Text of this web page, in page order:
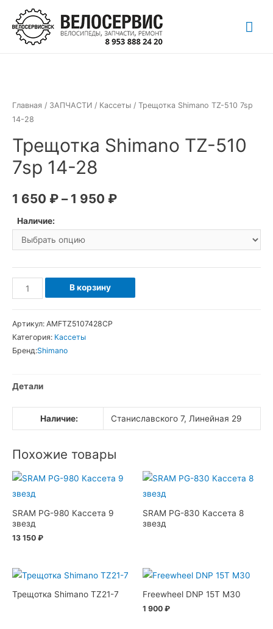
Перейти
содержимому
Главная / ЗАПЧАСТИ / Кассеты / Трещотка Shimano TZ-510 7sp
14-28
Трещотка Shimano TZ-510
7sp 14-28
1 650 ₽ – 1 950 ₽
Наличие:
Количество
товара
Shimano
TZ-
14-
28
В корзину
Артикул: AMFTZ5107428CP
Категория: Кассеты
Бренд:Shimano
Детали
Наличие: Станиславского 7, Линейная 29
Похожие товары
SRAM PG-980 Кассета 9
звезд
13 150 ₽
SRAM PG-830 Кассета 8
звезд
Трещотка Shimano TZ21-7 Freewheel DNP 15T M30
1 900 ₽